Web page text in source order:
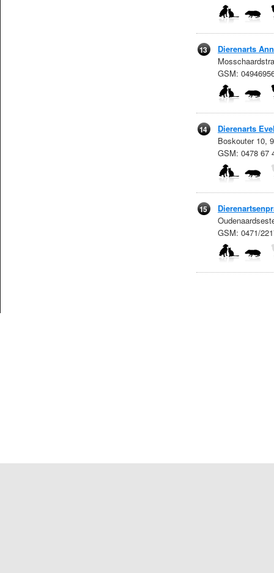
13
Dierenarts
GSM:
14
Dierenarts
Boskouter 10,
GSM: 0478 67
15
GSM: 0471/